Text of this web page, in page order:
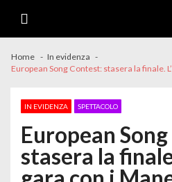
Home
In evidenza
European Song Contest: stasera la finale.
IN EVIDENZA SPETTACOLO
European
stasera la